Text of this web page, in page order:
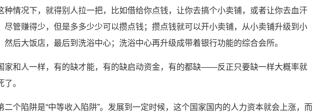
种情况下，就得别人拉一把，比如借给你点钱，让你去搞个小卖铺，或者让你去血汗
尽管赚得少，但是多多少少可以攒点钱；攒点钱就可以开小卖铺，从小卖铺升级到小
然后大饭店，最后到洗浴中心；洗浴中心再升级成带着银行功能的综合会所。
家和人一样，有的缺才能，有的缺启动资金，有的都缺——反正只要缺一样大概率就
了。
二个陷阱是“中等收入陷阱”。发展到一定时候，这个国家国内的人力资本就会上涨，而